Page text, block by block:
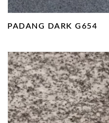
PADANG DARK G654